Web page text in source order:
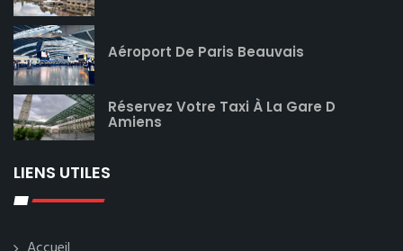
Aéroport De Paris Beauvais
Réservez Votre Taxi À La Gare D
Amiens
LIENS UTILES